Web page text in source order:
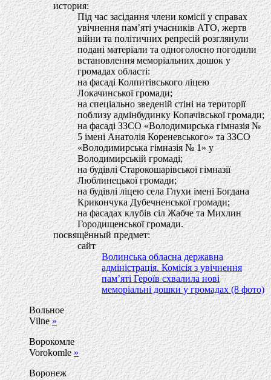
история:
Під час засідання члени комісії у справах
увічнення пам’яті учасників АТО, жертв
війни та політичних репресій розглянули
подані матеріали та одноголосно погодили
встановлення меморіальних дошок у
громадах області:
на фасаді Колпитівського ліцею
Локачинської громади;
на спеціально зведеній стіні на території
поблизу адмінбудинку Копачівської громади;
на фасаді ЗЗСО «Володимирська гімназія №
5 імені Анатолія Кореневського» та ЗЗСО
«Володимирська гімназія № 1» у
Володимирській громаді;
на будівлі Старокошарівської гімназії
Люблинецької громади;
на будівлі ліцею села Глухи імені Богдана
Крикончука Дубечненської громади;
на фасадах клубів сіл Жабче та Михлин
Городищенської громади.
посвящённый предмет:
сайт
Волинська обласна державна
адміністрація. Комісія з увічнення
пам’яті Героїв схвалила нові
меморіальні дошки у громадах (8 фото)
Вольное
Vilne»
Ворокомле
Vorokomle»
Воронеж